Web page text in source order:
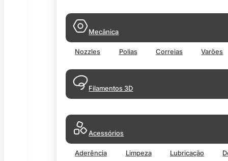
Mecânica
Nozzles Polias Correias Varões
Filamentos 3D
Acessórios
Aderência Limpeza Lubricação